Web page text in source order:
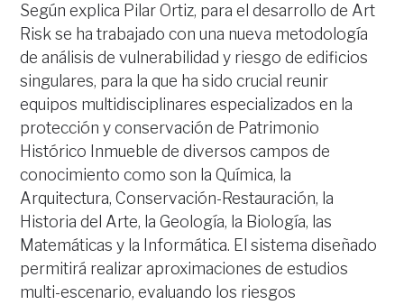
Según explica Pilar Ortiz, para el desarrollo de Art
Risk se ha trabajado con una nueva metodología
de análisis de vulnerabilidad y riesgo de edificios
singulares, para la que ha sido crucial reunir
equipos multidisciplinares especializados en la
protección y conservación de Patrimonio
Histórico Inmueble de diversos campos de
conocimiento como son la Química, la
Arquitectura, Conservación-Restauración, la
Historia del Arte, la Geología, la Biología, las
Matemáticas y la Informática. El sistema diseñado
permitirá realizar aproximaciones de estudios
multi-escenario, evaluando los riesgos